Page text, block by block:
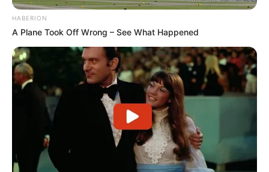
ΜΑΝΤΟΥΔΙ ΝΕΑ
HABERION
A Plane Took Off Wrong – See What Happened